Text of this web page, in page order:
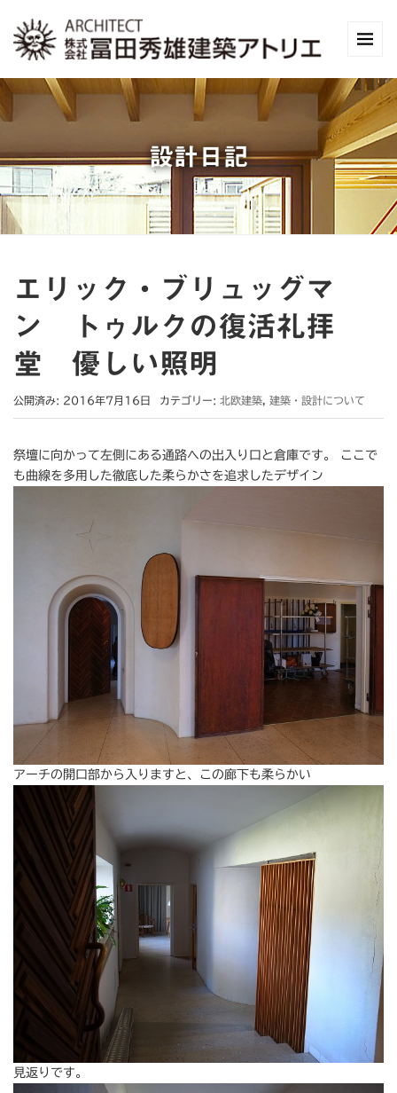
設計日記
エリック・ブリュッグマ
ン トゥルクの復活礼拝
堂 優しい照明
公開済み: 2016年7月16日 カテゴリー: 北欧建築 建築・設計について
祭壇に向かって左側にある通路への出入り口と倉庫です。 ここで
も曲線を多用した徹底した柔らかさを追求したデザイン
アーチの開口部から入りますと、この廊下も柔らかい
見返りです。